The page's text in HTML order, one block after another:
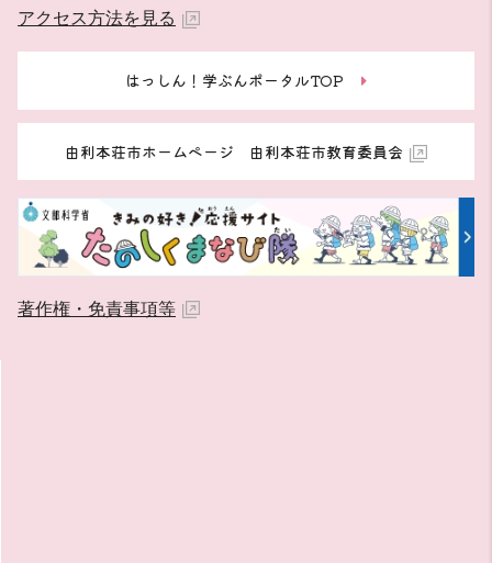
アクセス方法を見る
はっしん！学ぶんポータルTOP
由利本荘市ホームページ 由利本荘市教育委員会
著作権・免責事項等